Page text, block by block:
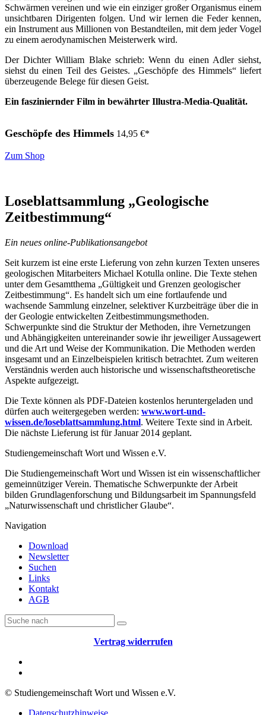
Schwärmen vereinen und wie ein einziger großer Organismus einem
unsichtbaren Dirigenten folgen. Und wir lernen die Feder kennen,
ein Instrument aus Millionen von Bestandteilen, mit dem jeder Vogel
zu einem aerodynamischen Meisterwerk wird.
Der Dichter William Blake schrieb: Wenn du einen Adler siehst,
siehst du einen Teil des Geistes. „Geschöpfe des Himmels“ liefert
überzeugende Belege für diesen Geist.
Ein fasziniernder Film in bewährter Illustra-Media-Qualität.
Geschöpfe des Himmels 14,95 €*
Zum Shop
Loseblattsammlung „Geologische
Zeitbestimmung“
Ein neues online-Publikationsangebot
Seit kurzem ist eine erste Lieferung von zehn kurzen Texten unseres
geologischen Mitarbeiters Michael Kotulla online. Die Texte stehen
unter dem Gesamtthema „Gültigkeit und Grenzen geologischer
Zeitbestimmung“. Es handelt sich um eine fortlaufende und
wachsende Sammlung einzelner, selektiver Kurzbeiträge über die in
der Geologie entwickelten Zeitbestimmungsmethoden.
Schwerpunkte sind die Struktur der Methoden, ihre Vernetzungen
und Abhängigkeiten untereinander sowie ihr jeweiliger Aussagewert
und die Art und Weise der Kommunikation. Die Methoden werden
insgesamt und an Einzelbeispielen kritisch betrachtet. Zum weiteren
Verständnis werden auch historische und wissenschaftstheoretische
Aspekte aufgezeigt.
Die Texte können als PDF-Dateien kostenlos heruntergeladen und
dürfen auch weitergegeben werden: www.wort-und-
wissen.de/loseblattsammlung.html. Weitere Texte sind in Arbeit.
Die nächste Lieferung ist für Januar 2014 geplant.
Studiengemeinschaft Wort und Wissen e.V.
Die Studiengemeinschaft Wort und Wissen ist ein wissenschaftlicher
gemeinnütziger Verein. Thematische Schwerpunkte der Arbeit
bilden Grundlagenforschung und Bildungsarbeit im Spannungsfeld
„Naturwissenschaft und christlicher Glaube“.
Navigation
Download
Newsletter
Suchen
Links
Kontakt
AGB
Vertrag widerrufen
© Studiengemeinschaft Wort und Wissen e.V.
Datenschutzhinweise